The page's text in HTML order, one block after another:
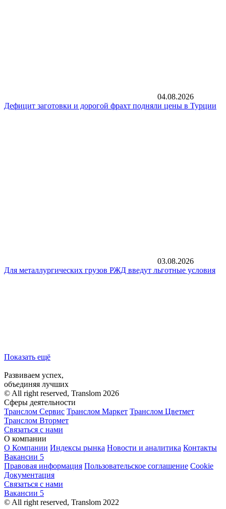
04.08.2026
Дефицит заготовки и дорогой фрахт подняли цены в Турции
03.08.2026
Для металлургических грузов РЖД введут льготные условия
Показать ещё
Развиваем успех,
объединяя лучших
© All right reserved, Translom 2026
Сферы деятельности
Транслом Сервис Транслом Маркет Транслом Цветмет
Транслом Втормет
Связаться с нами
О компании
О Компании Индексы рынка Новости и аналитика Контакты
Вакансии 5
Правовая информация Пользовательское соглашение Cookie
Документация
Связаться с нами
Вакансии 5
© All right reserved, Translom 2022